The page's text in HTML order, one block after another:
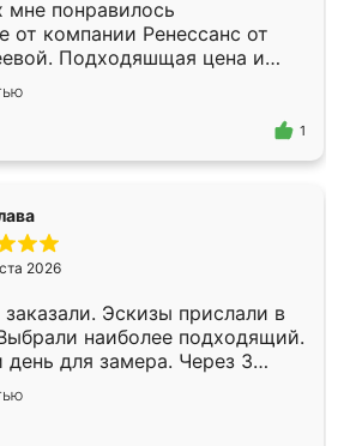
мне понравилось
от компании Ренессанс от
Подходяшщая цена и
изготовления. Приехавший
Владислав
моему эскизу самый
1
2026
Эскизы прислали в
наиболее подходящий.
день для замера. Через 3
была уже готова. Остались
Спасибо Ренессанс
работу!